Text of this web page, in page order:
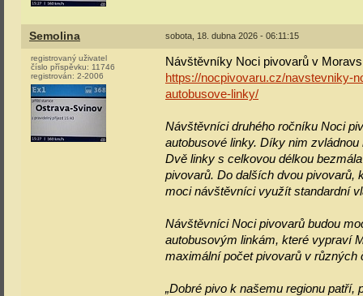
Semolina sobota, 18. dubna 2026 - 06:11:15
registrovaný uživatel
číslo příspěvku: 11746
registrován: 2-2006
Návštěvníky Noci pivovarů v
https://nocpivovaru.cz/navstevniky-
autobusove-linky/
Návštěvníci druhého ročníku Noci
autobusové linky. Díky nim
Dvě linky s celkovou délkou
pivovarů. Do dalších dvou pivovarů,
moci návštěvníci využít standardní
Návštěvníci Noci pivovarů budou
autobusovým linkám, které vypraví
maximální počet pivovarů v různých
„Dobré pivo k našemu regionu